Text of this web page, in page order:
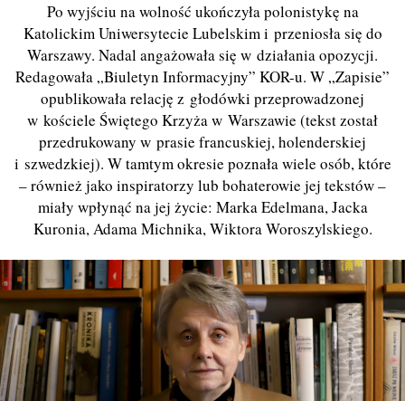
Po wyjściu na wolność ukończyła polonistykę na
Katolickim Uniwersytecie Lubelskim i przeniosła się do
Warszawy. Nadal angażowała się w działania opozycji.
Redagowała „Biuletyn Informacyjny” KOR-u. W „Zapisie”
opublikowała relację z głodówki przeprowadzonej
w kościele Świętego Krzyża w Warszawie (tekst został
przedrukowany w prasie francuskiej, holenderskiej
i szwedzkiej). W tamtym okresie poznała wiele osób, które
– również jako inspiratorzy lub bohaterowie jej tekstów –
miały wpłynąć na jej życie: Marka Edelmana, Jacka
Kuronia, Adama Michnika, Wiktora Woroszylskiego.